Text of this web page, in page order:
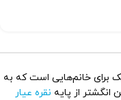
و شیک برای خانم‌هایی است که به
انگشتر از پایه نقره عیار